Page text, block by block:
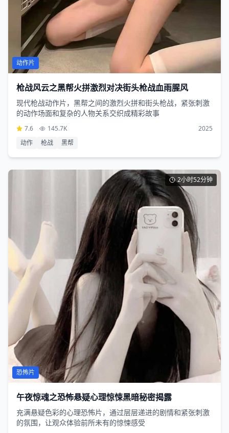
动作片
枪战风云之黑帮火拼激烈对决街头枪战血雨腥风
现代枪战动作片，黑帮之间的激烈火拼和街头枪战，紧张刺激
的动作场面和复杂的人物关系交织成精彩故事
7.6 145.7K
2025
动作
枪战 黑帮
2小时52分钟
恐怖片
午夜惊魂之恐怖悬疑心理惊悚黑暗秘密揭露
充满悬疑色彩的心理恐怖片，通过层层递进的剧情和紧张刺激
的氛围，让观众体验前所未有的惊悚感受